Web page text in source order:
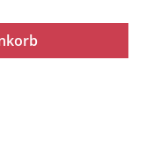
Wert